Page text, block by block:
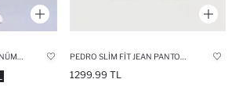
1299.99 TL